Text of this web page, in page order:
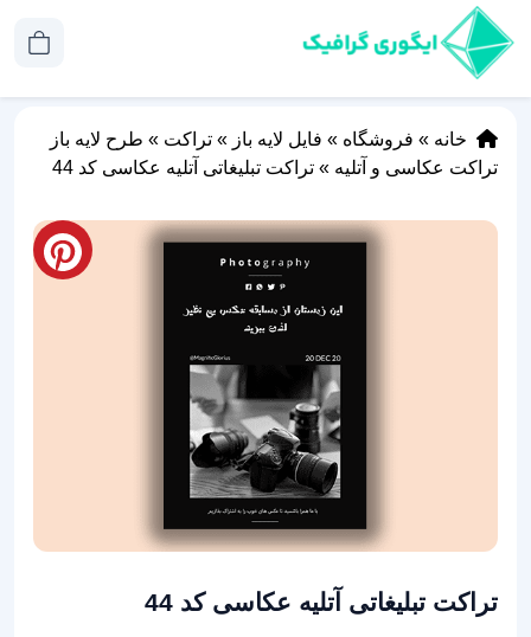
خانه » فروشگاه » فایل لایه باز » تراکت » طرح لایه باز
تراکت عکاسی و آتلیه » تراکت تبلیغاتی آتلیه عکاسی کد 44
تراکت تبلیغاتی آتلیه عکاسی کد 44